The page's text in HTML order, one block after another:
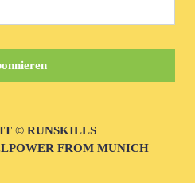
© RUNSKILLS
FROM MUNICH